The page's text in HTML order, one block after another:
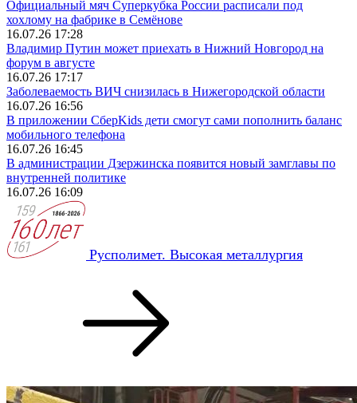
Официальный мяч Суперкубка России расписали под
хохлому на фабрике в Семёнове
16.07.26 17:28
Владимир Путин может приехать в Нижний Новгород на
форум в августе
16.07.26 17:17
Заболеваемость ВИЧ снизилась в Нижегородской области
16.07.26 16:56
В приложении СберKids дети смогут сами пополнить баланс
мобильного телефона
16.07.26 16:45
В администрации Дзержинска появится новый замглавы по
внутренней политике
16.07.26 16:09
Русполимет. Высокая металлургия